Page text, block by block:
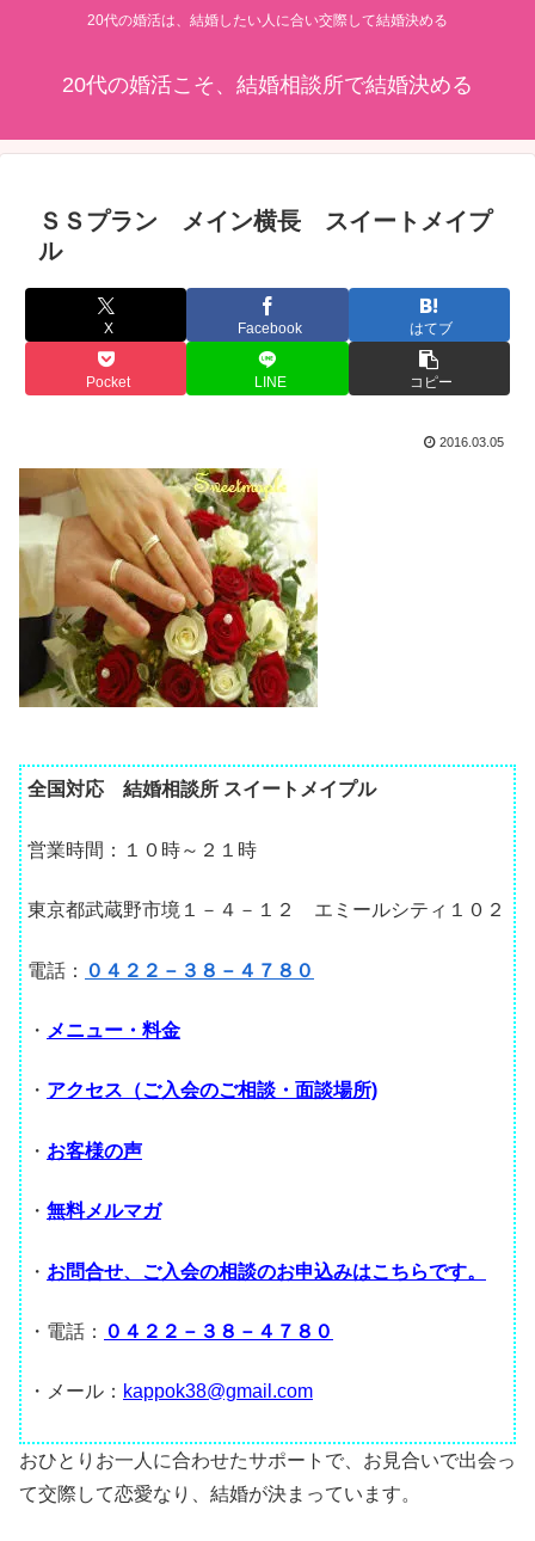
20代の婚活は、結婚したい人に合い交際して結婚決める
20代の婚活こそ、結婚相談所で結婚決める
ＳＳプラン メイン横長 スイートメイプ
ル
X Facebook はてブ
Pocket LINE コピー
2016.03.05
全国対応 結婚相談所 スイートメイプル
営業時間：１０時～２１時
東京都武蔵野市境１－４－１２ エミールシティ１０２
電話： ０４２２－３８－４７８０
・ メニュー・料金
・ アクセス（ご入会のご相談・面談場所)
・ お客様の声
・ 無料メルマガ
・ お問合せ、ご入会の相談のお申込みはこちらです。
・電話： ０４２２－３８－４７８０
・メール： kappok38@gmail.com
おひとりお一人に合わせたサポートで、お見合いで出会っ
て交際して恋愛なり、結婚が決まっています。